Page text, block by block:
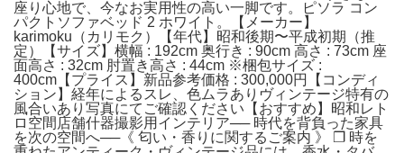
座り心地で、今なお実用性の高い一脚です。ピソラ コン
パクトソファベッド 2 ホワイト。【メーカー】
karimoku（カリモク）【年代】昭和後期〜平成初期（推
定）【サイズ】横幅 : 192cm 奥行き : 90cm 高さ : 73cm 座
面高さ : 32cm 肘置き高さ : 44cm ※梱包サイズ :
400cm【プライス】新品参考価格 : 300,000円【コンディ
ション】経年によるスレ、色ムラありヴィンテージ特有の
風合いあり写真にてご確認ください【おすすめ】昭和レト
ロ空間店舗什器撮影用インテリア── 時代を背負った家具
を次の空間へ──《 匂い・香りに関するご案内 》 ❐ 時を